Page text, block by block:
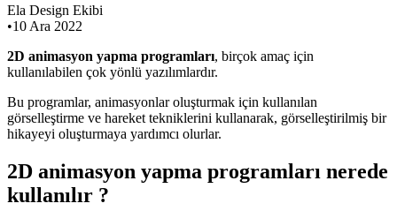
Ela Design Ekibi
•10 Ara 2022
2D animasyon yapma programları, birçok amaç için
kullanılabilen çok yönlü yazılımlardır.
Bu programlar, animasyonlar oluşturmak için kullanılan
görselleştirme ve hareket tekniklerini kullanarak, görselleştirilmiş bir
hikayeyi oluşturmaya yardımcı olurlar.
2D animasyon yapma programları nerede
kullanılır ?